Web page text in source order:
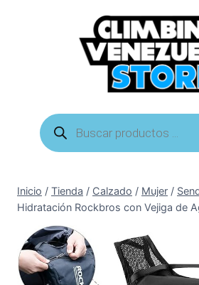
Búsqueda
de
productos
Inicio / Tienda / Calzado / Mujer /
Hidratación Rockbros con Vejiga de